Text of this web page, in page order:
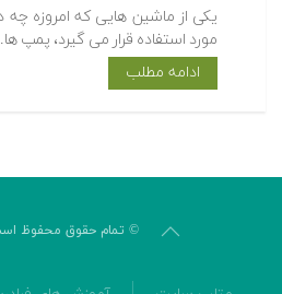
یکی از ماشین هایی که امروزه چه
مورد استفاده قرار می گیرد، پمپ
ادامه مطلب
© تمام حقوق محفوظ